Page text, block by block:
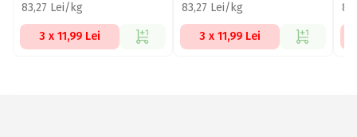
83,27 Lei/kg
3 x 11,99 Lei
83,27 Lei/kg
3 x 11,99 Lei